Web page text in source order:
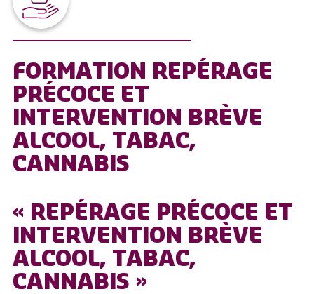
FORMATION REPÉRAGE
PRÉCOCE ET
INTERVENTION BRÈVE
ALCOOL, TABAC,
CANNABIS
« REPÉRAGE PRÉCOCE ET
INTERVENTION BRÈVE
ALCOOL, TABAC,
CANNABIS »